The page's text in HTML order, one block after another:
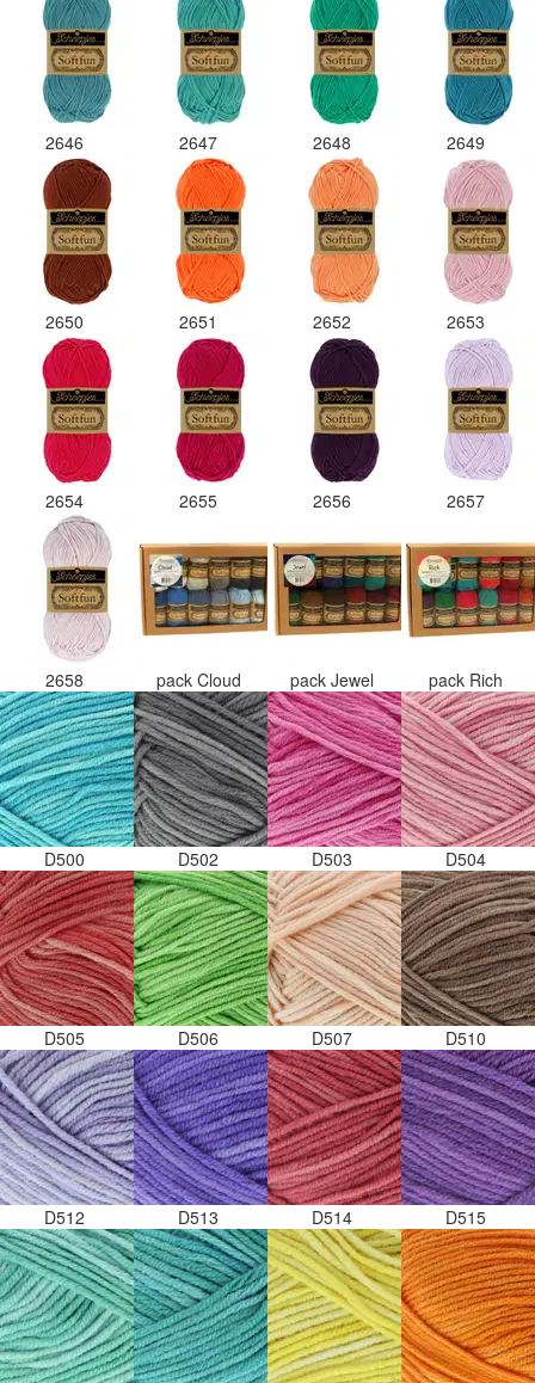
2646 2647 2648 2649
2650 2651 2652 2653
2654 2655 2656 2657
2658 pack Cloud pack Jewel pack Rich
D500 D502 D503 D504
D505 D506 D507 D510
D512 D513 D514 D515